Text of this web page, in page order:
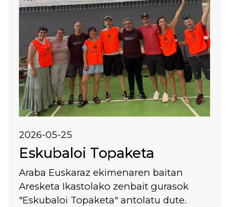
2026-05-25
Eskubaloi Topaketa
Araba Euskaraz ekimenaren baitan
Aresketa Ikastolako zenbait gurasok
"Eskubaloi Topaketa" antolatu dute.